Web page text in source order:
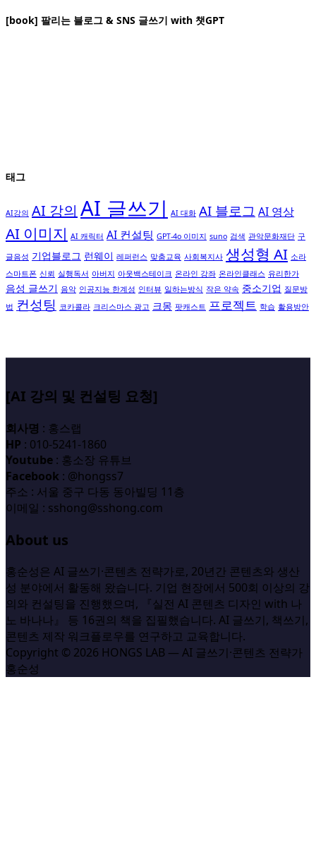
[book] 팔리는 블로그 & SNS 글쓰기 with 챗GPT
태그
AI강의 AI 강의 AI 글쓰기 AI 대화 AI 블로그 AI 영상
AI 이미지 AI 캐릭터 AI 컨설팅 GPT-4o 이미지 suno 검색 관악문화재단 구
글음성 기업블로그 런웨이 레퍼런스 맞춤교육 사회복지사 생성형 AI 소라
스마트폰 신뢰 실행독서 아버지 아웃백스테이크 온라인 강좌 온라인클래스 유리한가
음성 글쓰기 음악 인공지능 한계성 인터뷰 일하는방식 작은 약속 중소기업 질문방
법 컨성팅 코카콜라 크리스마스 광고 크몽 팟캐스트 프로젝트 학습 활용방안
[AI 강의 및 컨설팅 요청]
회사명 : 홍스랩
HP : 010-5241-1860
Youtube : 홍소장 유튜브
Facebook : @hongss7
주소 : 서울 중구 다동 동아빌딩 11층
이메일 : sshong@sshong.com
About us
홍순성은 AI 글쓰기·콘텐츠 전략가로, 20년간 콘텐츠와 생산
성 분야에서 활동해 왔습니다. 기업 현장에서 500회 이상의 강
의와 컨설팅을 진행했으며, 『실전 AI 콘텐츠 디자인 with 나
노 바나나』 등 16권의 책을 집필했습니다. AI 글쓰기, 책쓰기,
콘텐츠 제작 워크플로우를 연구하고 교육합니다.
Copyright © 2026 HONGS LAB — AI 글쓰기·콘텐츠 전략가
홍순성